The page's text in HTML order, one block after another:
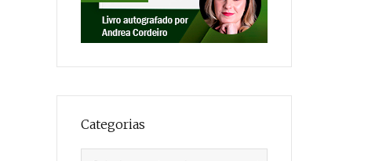
Categorias